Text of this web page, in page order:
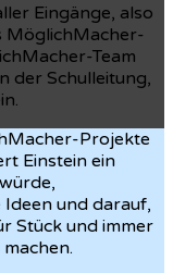
Eingänge, also
MöglichMacher-
Team
der Schulleitung,
Projekte
Einstein ein
und darauf,
Stück und immer